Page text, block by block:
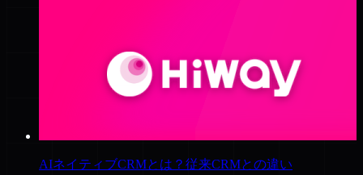
AIネイティブCRMとは？従来CRMとの違い